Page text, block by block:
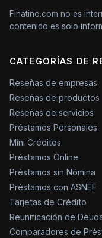
Finatino.com no es
contenido es solo
CATEGORÍAS DE
Reseñas de empresas
Reseñas de productos
Reseñas de servicios
Préstamos Personales
Mini Créditos
Préstamos Online
Préstamos sin Nómina
Préstamos con ASNEF
Tarjetas de Crédito
Reunificación de
Comparadores de